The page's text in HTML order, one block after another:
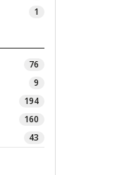
1
76
9
194
160
43